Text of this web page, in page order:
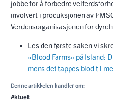
jobbe for å forbedre
involvert i produksjonen av
Verdensorganisasjonen for
Les den første saken vi
«Blood Farms» på Island:
mens det tappes blod til
Denne artikkelen handler om:
Aktuelt